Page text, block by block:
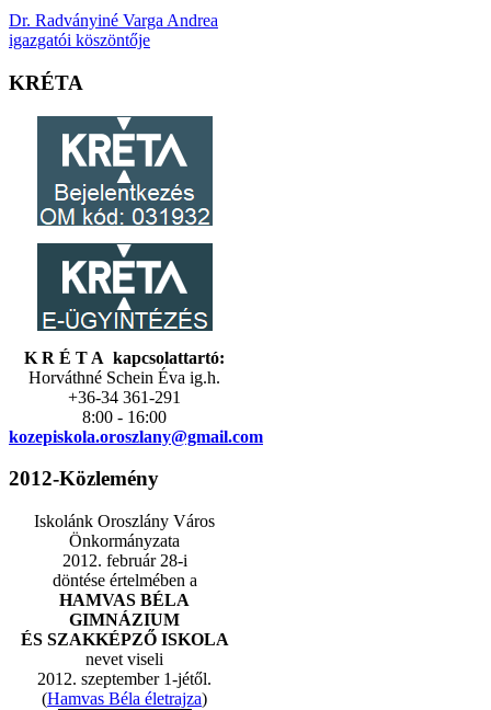
Dr. Radványiné Varga Andrea
igazgatói köszöntője
KRÉTA
K R É T A kapcsolattartó:
Horváthné Schein Éva ig.h.
+36-34 361-291
8:00 - 16:00
kozepiskola.oroszlany@gmail.com
2012-Közlemény
Iskolánk Oroszlány Város
Önkormányzata
2012. február 28-i
döntése értelmében a
HAMVAS BÉLA
GIMNÁZIUM
ÉS SZAKKÉPZŐ ISKOLA
nevet viseli
2012. szeptember 1-jétől.
(Hamvas Béla életrajza)